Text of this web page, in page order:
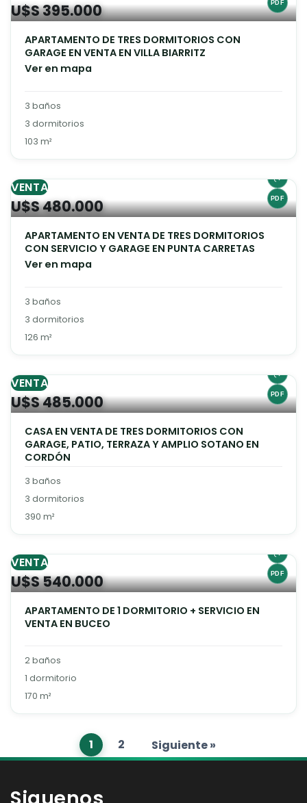
U$S 395.000
APARTAMENTO DE TRES DORMITORIOS CON
GARAGE EN VENTA EN VILLA BIARRITZ
Ver en mapa
3 baños
3 dormitorios
103 m²
VENTA
U$S 480.000
APARTAMENTO EN VENTA DE TRES DORMITORIOS
CON SERVICIO Y GARAGE EN PUNTA CARRETAS
Ver en mapa
3 baños
3 dormitorios
126 m²
VENTA
U$S 485.000
CASA EN VENTA DE TRES DORMITORIOS CON
GARAGE, PATIO, TERRAZA Y AMPLIO SOTANO EN
CORDÓN
3 baños
3 dormitorios
390 m²
VENTA
U$S 540.000
APARTAMENTO DE 1 DORMITORIO + SERVICIO EN
VENTA EN BUCEO
2 baños
1 dormitorio
170 m²
1 2 Siguiente »